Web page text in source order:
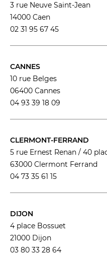
3 rue Neuve Saint-Jean
14000 Caen
02 31 95 67 45
CANNES
10 rue Belges
06400 Cannes
04 93 39 18 09
CLERMONT-FERRAND
5 rue Ernest Renan / 40
63000 Clermont Ferrand
04 73 35 61 15
DIJON
4 place Bossuet
21000 Dijon
03 80 33 28 64